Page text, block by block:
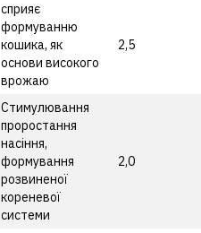
сприяє
формуванню
кошика, як
основи високого
врожаю
2,5
Стимулювання
проростання
насіння,
формування
розвиненої
кореневої
системи
2,0